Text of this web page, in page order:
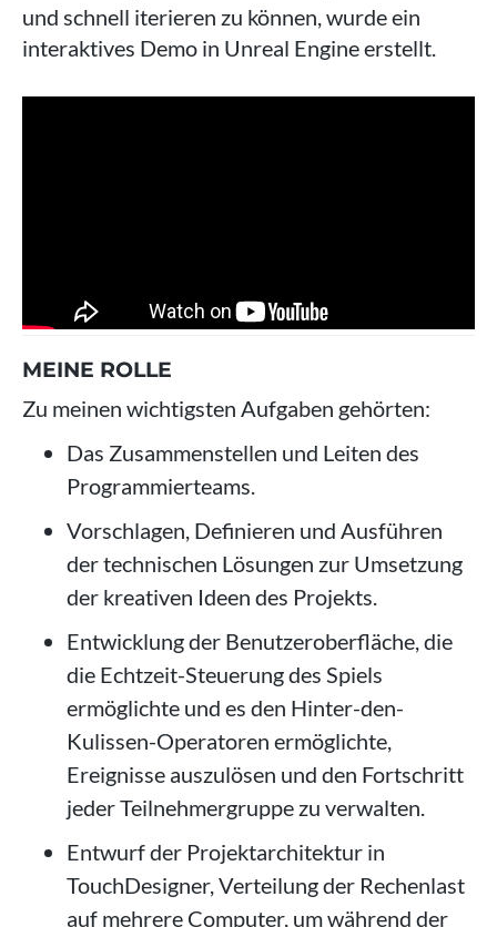
und schnell iterieren zu können, wurde ein
interaktives Demo in Unreal Engine erstellt.
MEINE ROLLE
Zu meinen wichtigsten Aufgaben gehörten:
Das Zusammenstellen und Leiten des
Programmierteams.
Vorschlagen, Definieren und Ausführen
der technischen Lösungen zur Umsetzung
der kreativen Ideen des Projekts.
Entwicklung der Benutzeroberfläche, die
die Echtzeit-Steuerung des Spiels
ermöglichte und es den Hinter-den-
Kulissen-Operatoren ermöglichte,
Ereignisse auszulösen und den Fortschritt
jeder Teilnehmergruppe zu verwalten.
Entwurf der Projektarchitektur in
TouchDesigner, Verteilung der Rechenlast
auf mehrere Computer, um während der